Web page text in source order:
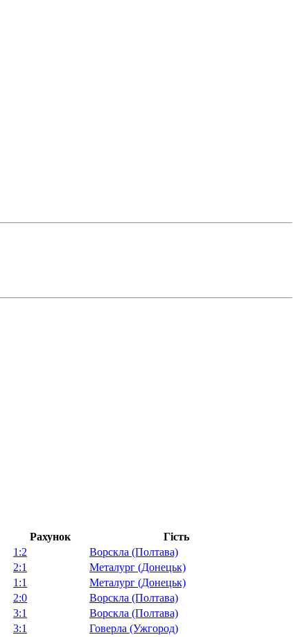
Рахунок
Гість
1:2
Ворскла (Полтава)
2:1
Металург (Донецьк)
1:1
Металург (Донецьк)
2:0
Ворскла (Полтава)
3:1
Ворскла (Полтава)
3:1
Говерла (Ужгород)